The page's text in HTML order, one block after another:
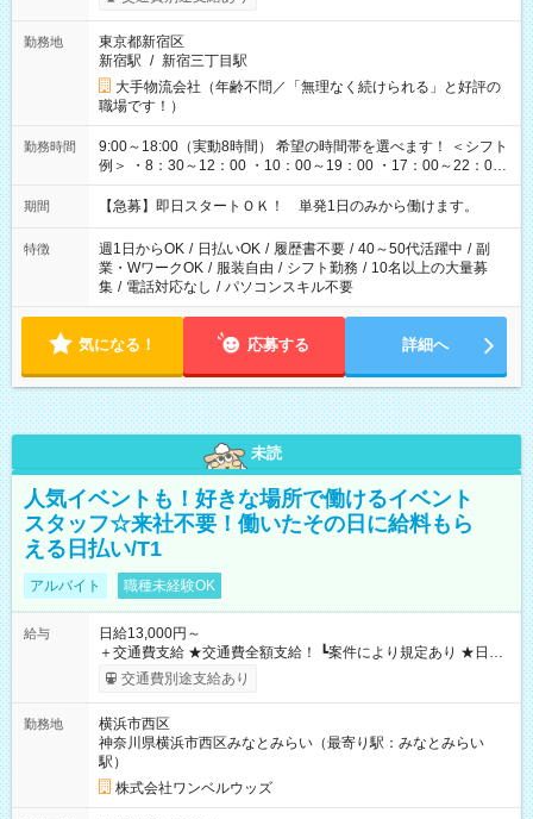
勤務地
東京都新宿区
新宿駅 / 新宿三丁目駅
大手物流会社（年齢不問／「無理なく続けられる」と好評の
職場です！）
勤務時間
9:00～18:00（実動8時間） 希望の時間帯を選べます！ ＜シフト
例＞ ・8：30～12：00 ・10：00～19：00 ・17：00～22：00
・13：00～22：00 ・22：00～翌6：00 など
期間 【急募】即日スタートＯＫ！ 単発1日のみから働けます。
特徴 週1日からOK / 日払いOK / 履歴書不要 / 40～50代活躍中 / 副
業・WワークOK / 服装自由 / シフト勤務 / 10名以上の大量募
集 / 電話対応なし / パソコンスキル不要
気になる！ 応募する 詳細へ
未読
人気イベントも！好きな場所で働けるイベント
スタッフ☆来社不要！働いたその日に給料もら
える日払い/T1
アルバイト 職種未経験OK
給与
日給13,000円～
＋交通費支給 ★交通費全額支給！ ┗案件により規定あり ★日払
いOK！（規定あり） ┗働いたその日に現金GET♪ お仕事後はコ
ンビニATMから 日払い分を引き落とせます！ 【試用期間】試
交通費別途支給あり
勤務地
横浜市西区
神奈川県横浜市西区みなとみらい（最寄り駅：みなとみらい
駅）
株式会社ワンベルウッズ